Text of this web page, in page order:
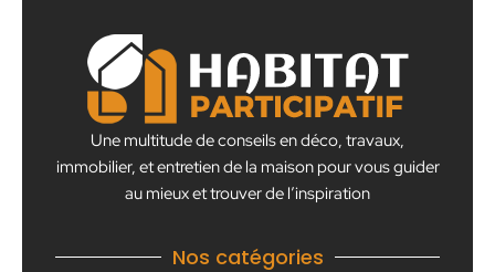
Une multitude de conseils en déco, travaux,
immobilier, et entretien de la maison pour vous guider
au mieux et trouver de l’inspiration
Nos catégories